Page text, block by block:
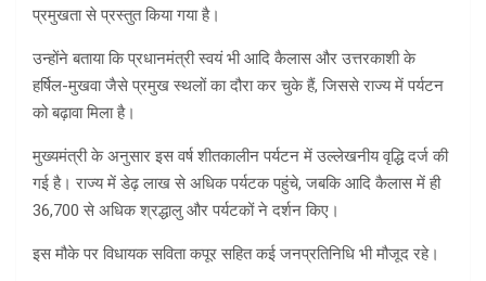
प्रमुखता से प्रस्तुत किया गया है।
उन्होंने बताया कि प्रधानमंत्री स्वयं भी आदि कैलास और उत्तरकाशी के
हर्षिल-मुखवा जैसे प्रमुख स्थलों का दौरा कर चुके हैं, जिससे राज्य में पर्यटन
को बढ़ावा मिला है।
मुख्यमंत्री के अनुसार इस वर्ष शीतकालीन पर्यटन में उल्लेखनीय वृद्धि दर्ज की
गई है। राज्य में डेढ़ लाख से अधिक पर्यटक पहुंचे, जबकि आदि कैलास में ही
36,700 से अधिक श्रद्धालु और पर्यटकों ने दर्शन किए।
इस मौके पर विधायक सविता कपूर सहित कई जनप्रतिनिधि भी मौजूद रहे।